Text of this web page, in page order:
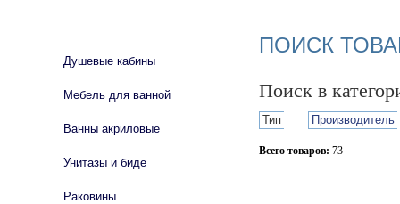
ПОИСК
Поиск в
Тип Производитель
Всего товаров: 73
Душевые кабины
Мебель для ванной
Ванны акриловые
Унитазы и биде
Раковины